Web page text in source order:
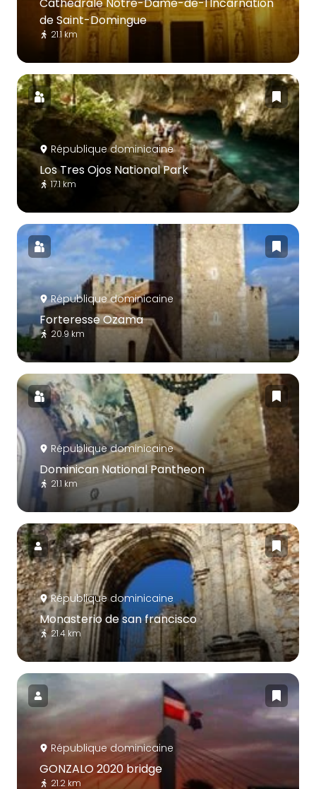
de Saint-Domingue
21.1 km
République dominicaine
Los Tres Ojos National Park
17.1 km
République dominicaine
Forteresse Ozama
20.9 km
République dominicaine
Dominican National Pantheon
21.1 km
République dominicaine
Monasterio de san francisco
21.4 km
République dominicaine
GONZALO 2020 bridge
21.2 km